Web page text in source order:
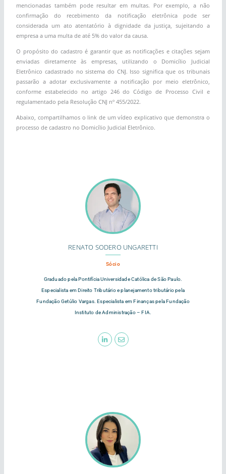
mencionadas também pode resultar em multas. Por exemplo, a não
confirmação do recebimento da notificação eletrônica pode ser
considerada um ato atentatório à dignidade da justiça, sujeitando a
empresa a uma multa de até 5% do valor da causa.
O propósito do cadastro é garantir que as notificações e citações sejam
enviadas diretamente às empresas, utilizando o Domicílio Judicial
Eletrônico cadastrado no sistema do CNJ. Isso significa que os tribunais
passarão a adotar exclusivamente a notificação por meio eletrônico,
conforme estabelecido no artigo 246 do Código de Processo Civil e
regulamentado pela Resolução CNJ nº 455/2022.
Abaixo, compartilhamos o link de um vídeo explicativo que demonstra o
processo de cadastro no Domicílio Judicial Eletrônico.
RENATO SODERO UNGARETTI
Sócio
Graduado pela Pontifícia Universidade Católica de São Paulo.
Especialista em Direito Tributário e planejamento tributário pela
Fundação Getúlio Vargas. Especialista em Finanças pela Fundação
Instituto de Administração – FIA.